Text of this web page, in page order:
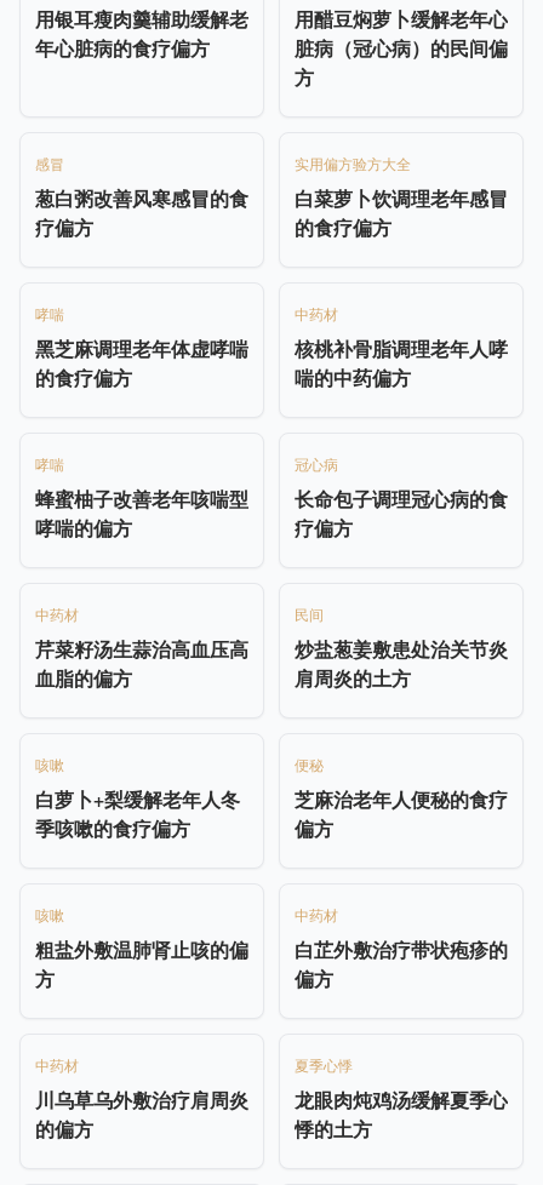
用银耳瘦肉羹辅助缓解老
年心脏病的食疗偏方
用醋豆焖萝卜缓解老年心
脏病（冠心病）的民间偏
方
感冒
葱白粥改善风寒感冒的食
疗偏方
实用偏方验方大全
白菜萝卜饮调理老年感冒
的食疗偏方
哮喘
黑芝麻调理老年体虚哮喘
的食疗偏方
中药材
核桃补骨脂调理老年人哮
喘的中药偏方
哮喘
蜂蜜柚子改善老年咳喘型
哮喘的偏方
冠心病
长命包子调理冠心病的食
疗偏方
中药材
芹菜籽汤生蒜治高血压高
血脂的偏方
民间
炒盐葱姜敷患处治关节炎
肩周炎的土方
咳嗽
白萝卜+梨缓解老年人冬
季咳嗽的食疗偏方
便秘
芝麻治老年人便秘的食疗
偏方
咳嗽
粗盐外敷温肺肾止咳的偏
方
中药材
白芷外敷治疗带状疱疹的
偏方
中药材
川乌草乌外敷治疗肩周炎
的偏方
夏季心悸
龙眼肉炖鸡汤缓解夏季心
悸的土方